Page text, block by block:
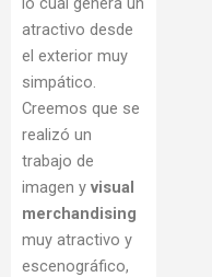
atractivo desde
el exterior muy
simpático.
Creemos que se
realizó un
trabajo de
imagen y visual
merchandising
muy atractivo y
escenográfico,